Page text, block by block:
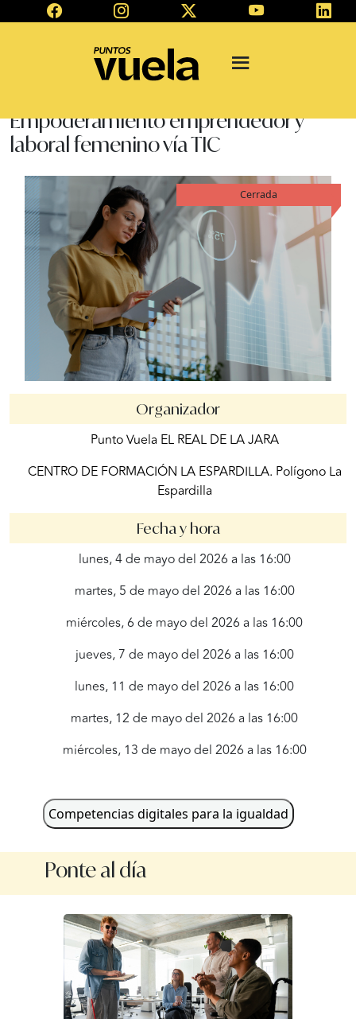
Empoderamiento emprendedor y
laboral femenino vía TIC
Cerrada
Organizador
Punto Vuela EL REAL DE LA JARA
CENTRO DE FORMACIÓN LA ESPARDILLA. Polígono La
Espardilla
Fecha y hora
lunes, 4 de mayo del 2026 a las 16:00
martes, 5 de mayo del 2026 a las 16:00
miércoles, 6 de mayo del 2026 a las 16:00
jueves, 7 de mayo del 2026 a las 16:00
lunes, 11 de mayo del 2026 a las 16:00
martes, 12 de mayo del 2026 a las 16:00
miércoles, 13 de mayo del 2026 a las 16:00
lunes, 18 de mayo del 2026 a las 16:00
miércoles, 20 de mayo del 2026 a las 16:00
jueves, 21 de mayo del 2026 a las 16:00
lunes, 25 de mayo del 2026 a las 16:00
martes, 26 de mayo del 2026 a las 16:00
miércoles, 27 de mayo del 2026 a las 16:00
Competencias digitales para la igualdad
Ponte al día